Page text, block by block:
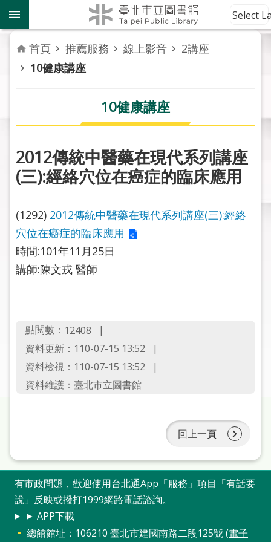
跳到主要內容區塊
到
館
資
訊
務
活
動
報
關
於
市
圖
申
請
常
入
市
圖
Select
首頁 推薦服務 線上影音
2講座
10健康講座
10健康講座
2012傳統中醫藥在現代系列講座
(三):經絡穴位在癌症的臨床應用
(1292) 2012傳統中醫藥在現代系列講座(三):經絡
穴位在癌症的臨床應用
時間:101年11月25日
講師:陳文戎 醫師
點閱數： 12408
資料更新：110-07-15 13:52
資料檢視：110-07-15 13:52
資料維護：臺北市立圖書館
回上一頁
有市政問題，歡迎使用台北通App「服務」項目「有話要
說」反映或撥打1999網路電話諮詢。
► APP下載
總館館址：106210 臺北市建國南路二段125號 (電子